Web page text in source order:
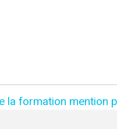
la formation mention